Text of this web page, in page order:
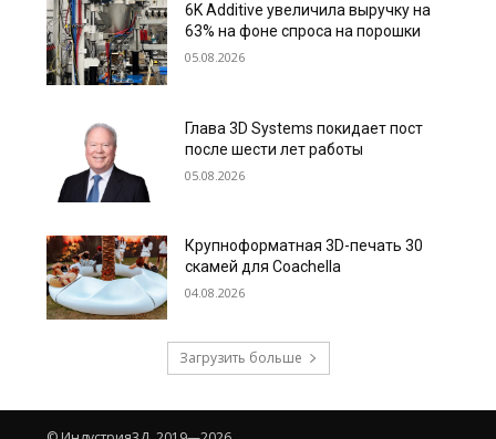
6K Additive увеличила выручку на
63% на фоне спроса на порошки
05.08.2026
Глава 3D Systems покидает пост
после шести лет работы
05.08.2026
Крупноформатная 3D-печать 30
скамей для Coachella
04.08.2026
Загрузить больше